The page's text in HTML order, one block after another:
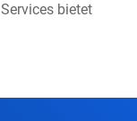
bietet